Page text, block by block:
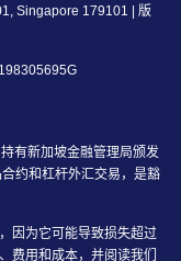
Singapore 179101 | 版
有新加坡金融管理局颁发
约和杠杆外汇交易，是豁
因为它可能导致损失超过
费用和成本，并阅读我们